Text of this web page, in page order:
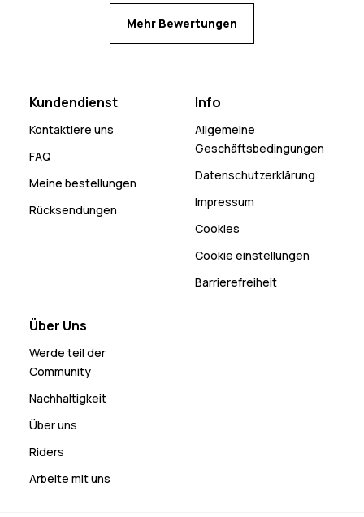
Mehr Bewertungen
Kundendienst
Kontaktiere uns
FAQ
Meine bestellungen
Rücksendungen
Info
Allgemeine
Geschäftsbedingungen
Datenschutzerklärung
Impressum
Cookies
Cookie einstellungen
Barrierefreiheit
Über Uns
Werde teil der
Community
Nachhaltigkeit
Über uns
Riders
Arbeite mit uns